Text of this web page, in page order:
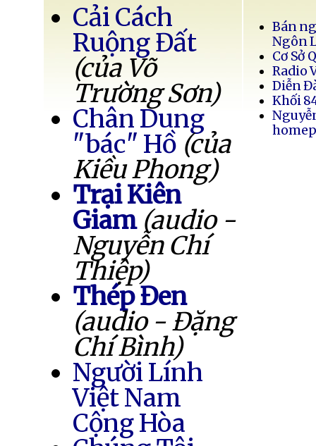
Cải Cách
Ruộng Đất
(của Võ
Trường Sơn)
Chân Dung
"bác" Hồ (của
Kiều Phong)
Trại Kiên
Giam (audio -
Nguyễn Chí
Thiệp)
Thép Đen
(audio - Đặng
Chí Bình)
Người Lính
Việt Nam
Cộng Hòa
Bán
Ngôn
Cơ Sở
Radio
Diễn
Khối